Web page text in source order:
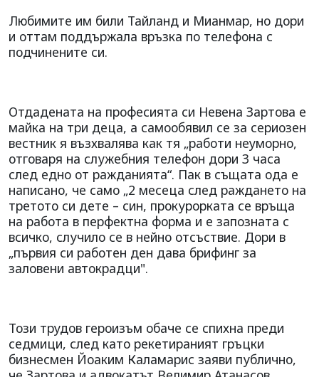
Любимите им били Тайланд и Мианмар, но дори
и оттам поддържала връзка по телефона с
подчинените си.
Отдадената на професията си Невена Зартова е
майка на три деца, а самообявил се за сериозен
вестник я възхвалява как тя „работи неуморно,
отговаря на служебния телефон дори 3 часа
след едно от ражданията“. Пак в същата ода е
написано, че само „2 месеца след раждането на
третото си дете – син, прокурорката се връща
на работа в перфектна форма и е запозната с
всичко, случило се в нейно отсъствие. Дори в
„първия си работен ден дава брифинг за
заловени автокрадци".
Този трудов героизъм обаче се спихна преди
седмици, след като рекетираният гръцки
бизнесмен Йоаким Каламарис заяви публично,